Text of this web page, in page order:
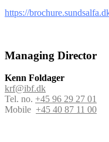
https://
Managing Director
Kenn Foldager
krf@ibf.dk
Tel. no. +45 96 29 27 01
Mobile +45 40 87 11 00